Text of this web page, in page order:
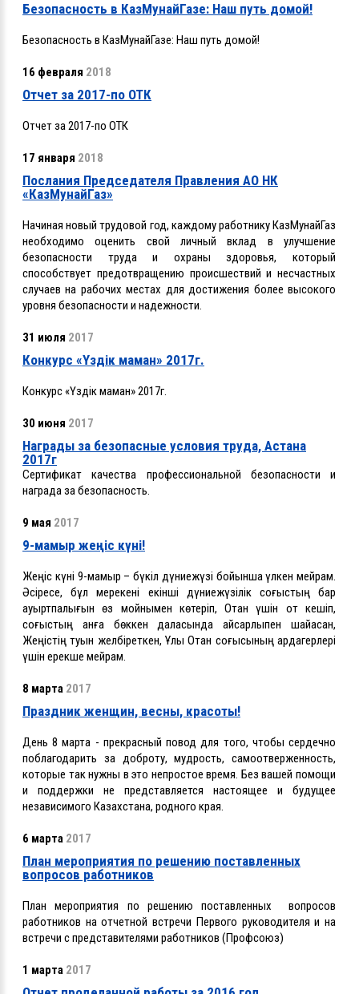
Безопасность в КазМунайГазе: Наш путь домой!
Безопасность в КазМунайГазе: Наш путь домой!
16 февраля 2018
Отчет за 2017-по ОТК
Отчет за 2017-по ОТК
17 января 2018
Послания Председателя Правления АО НК
«КазМунайГаз»
Начиная новый трудовой год, каждому работнику КазМунайГаз
необходимо оценить свой личный вклад в улучшение
безопасности труда и охраны здоровья, который
способствует предотвращению происшествий и несчастных
случаев на рабочих местах для достижения более высокого
уровня безопасности и надежности.
31 июля 2017
Конкурс «Үздік маман» 2017г.
Конкурс «Үздік маман» 2017г.
30 июня 2017
Награды за безопасные условия труда, Астана
2017г
Сертификат качества профессиональной безопасности и
награда за безопасность.
9 мая 2017
9-мамыр жеңіс күні!
Жеңіс күні 9-мамыр – бүкіл дүниежүзі бойынша үлкен мейрам.
Әсіресе, бұл мерекені екінші дүниежүзілік соғыстың бар
ауыртпалығын өз мойнымен көтеріп, Отан үшін от кешіп,
соғыстың қанға бөккен даласында қайсарлықпен шайқасқан,
Жеңістің туын желбіреткен, Ұлы Отан соғысының ардагерлері
үшін ерекше мейрам.
8 марта 2017
Праздник женщин, весны, красоты!
День 8 марта - прекрасный повод для того, чтобы сердечно
поблагодарить за доброту, мудрость, самоотверженность,
которые так нужны в это непростое время. Без вашей помощи
и поддержки не представляется настоящее и будущее
независимого Казахстана, родного края.
6 марта 2017
План мероприятия по решению поставленных
вопросов работников
План мероприятия по решению поставленных вопросов
работников на отчетной встречи Первого руководителя и на
встречи с представителями работников (Профсоюз)
1 марта 2017